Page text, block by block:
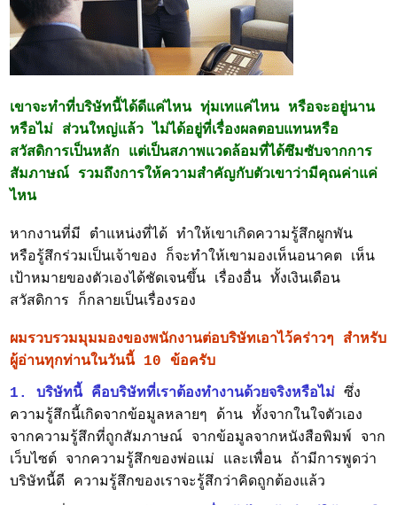
เขาจะทำที่บริษัทนี้ได้ดีแค่ไหน ทุ่มเทแค่ไหน หรือจะอยู่นาน
หรือไม่ ส่วนใหญ่แล้ว ไม่ได้อยู่ที่เรื่องผลตอบแทนหรือ
สวัสดิการเป็นหลัก แต่เป็นสภาพแวดล้อมที่ได้ซึมซับจากการ
สัมภาษณ์ รวมถึงการให้ความสำคัญกับตัวเขาว่ามีคุณค่าแค่
ไหน
หากงานที่มี ตำแหน่งที่ได้ ทำให้เขาเกิดความรู้สึกผูกพัน
หรือรู้สึกร่วมเป็นเจ้าของ ก็จะทำให้เขามองเห็นอนาคต เห็น
เป้าหมายของตัวเองได้ชัดเจนขึ้น เรื่องอื่น ทั้งเงินเดือน
สวัสดิการ ก็กลายเป็นเรื่องรอง
ผมรวบรวมมุมมองของพนักงานต่อบริษัทเอาไว้คร่าวๆ สำหรับ
ผู้อ่านทุกท่านในวันนี้ 10 ข้อครับ
1. บริษัทนี้ คือบริษัทที่เราต้องทำงานด้วยจริงหรือไม่ ซึ่ง
ความรู้สึกนี้เกิดจากข้อมูลหลายๆ ด้าน ทั้งจากในใจตัวเอง
จากความรู้สึกที่ถูกสัมภาษณ์ จากข้อมูลจากหนังสือพิมพ์ จาก
เว็บไซต์ จากความรู้สึกของพ่อแม่ และเพื่อน ถ้ามีการพูดว่า
บริษัทนี้ดี ความรู้สึกของเราจะรู้สึกว่าคิดถูกต้องแล้ว